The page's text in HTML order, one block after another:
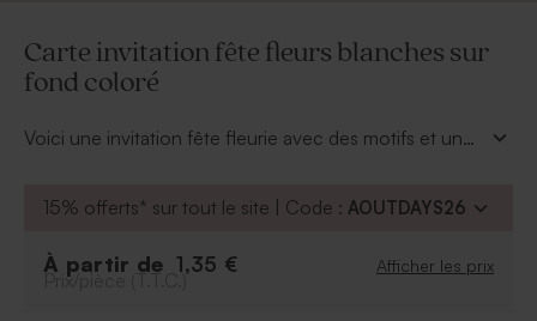
Carte invitation fête fleurs blanches sur
fond coloré
Voici une invitation fête fleurie avec des motifs et un
15% offerts* sur tout le site | Code : AOUTDAYS26
À partir de 1,35 € Afficher les prix
Prix/pièce (T.T.C.)